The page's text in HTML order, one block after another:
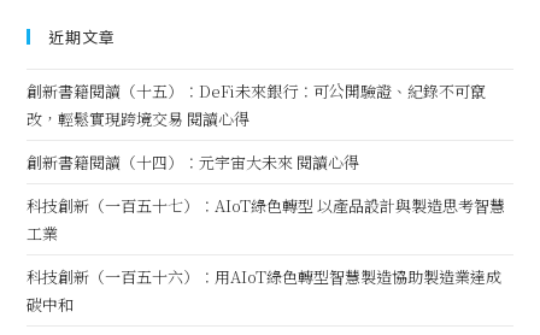
近期文章
創新書籍閱讀（十五）：DeFi未來銀行：可公開驗證、紀錄不可竄
改，輕鬆實現跨境交易 閱讀心得
創新書籍閱讀（十四）：元宇宙大未來 閱讀心得
科技創新（一百五十七）：AIoT綠色轉型 以產品設計與製造思考智慧
工業
科技創新（一百五十六）：用AIoT綠色轉型智慧製造協助製造業達成
碳中和